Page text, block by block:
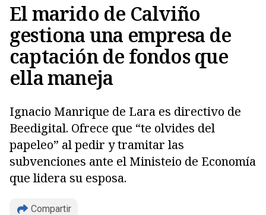
El marido de Calviño
gestiona una empresa de
captación de fondos que
ella maneja
Ignacio Manrique de Lara es directivo de
Beedigital. Ofrece que “te olvides del
papeleo” al pedir y tramitar las
subvenciones ante el Ministeio de Economía
que lidera su esposa.
Compartir